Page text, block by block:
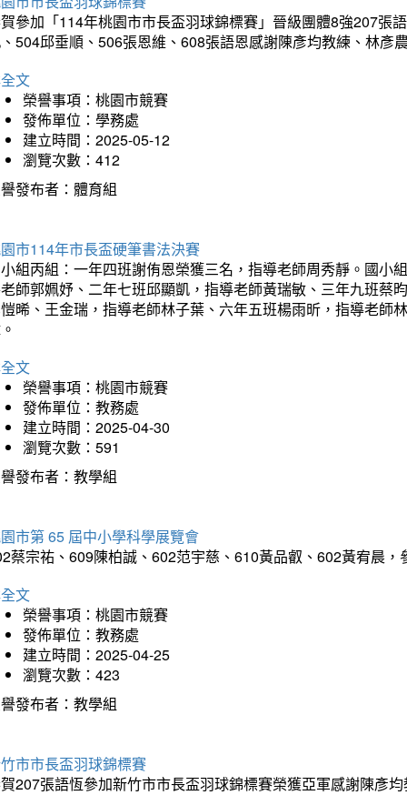
參加「114年桃園市市長盃羽球錦標賽」晉級團體8強207張
504邱垂順、506張恩維、608張語恩感謝陳彥均教練、林彥
文
榮譽事項：桃園市競賽
發佈單位：學務處
建立時間：2025-05-12
瀏覽次數：412
發布者：體育組
市114年市長盃硬筆書法決賽
組丙組：一年四班謝侑恩榮獲三名，指導老師周秀靜。國小
師郭姵妤、二年七班邱顯凱，指導老師黃瑞敏、三年九班蔡
晞、王金瑞，指導老師林子葉、六年五班楊雨昕，指導老師
文
榮譽事項：桃園市競賽
發佈單位：教務處
建立時間：2025-04-30
瀏覽次數：591
發布者：教學組
市第 65 屆中小學科學展覽會
蔡宗祐、609陳柏誠、602范宇慈、610黃品叡、602黃宥晨
文
榮譽事項：桃園市競賽
發佈單位：教務處
建立時間：2025-04-25
瀏覽次數：423
發布者：教學組
市市長盃羽球錦標賽
207張語恆參加新竹市市長盃羽球錦標賽榮獲亞軍感謝陳彥